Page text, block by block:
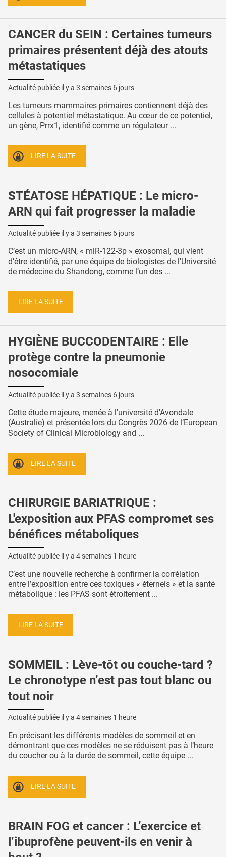
CANCER du SEIN : Certaines tumeurs
primaires présentent déjà des atouts
métastatiques
Actualité publiée il y a 3 semaines 6 jours
Les tumeurs mammaires primaires contiennent déjà des
cellules à potentiel métastatique. Au cœur de ce potentiel,
un gène, Prrx1, identifié comme un régulateur ...
LIRE LA SUITE
STÉATOSE HÉPATIQUE : Le micro-
ARN qui fait progresser la maladie
Actualité publiée il y a 3 semaines 6 jours
C’est un micro-ARN, « miR-122-3p » exosomal, qui vient
d’être identifié, par une équipe de biologistes de l'Université
de médecine du Shandong, comme l’un des ...
LIRE LA SUITE
HYGIÈNE BUCCODENTAIRE : Elle
protège contre la pneumonie
nosocomiale
Actualité publiée il y a 3 semaines 6 jours
Cette étude majeure, menée à l'université d'Avondale
(Australie) et présentée lors du Congrès 2026 de l’European
Society of Clinical Microbiology and ...
LIRE LA SUITE
CHIRURGIE BARIATRIQUE :
L'exposition aux PFAS compromet ses
bénéfices métaboliques
Actualité publiée il y a 4 semaines 1 heure
C’est une nouvelle recherche à confirmer la corrélation
entre l’exposition entre ces toxiques « éternels » et la santé
métabolique : les PFAS sont étroitement ...
LIRE LA SUITE
SOMMEIL : Lève-tôt ou couche-tard ?
Le chronotype n’est pas tout blanc ou
tout noir
Actualité publiée il y a 4 semaines 1 heure
En précisant les différents modèles de sommeil et en
démontrant que ces modèles ne se réduisent pas à l’heure
du coucher ou à la durée de sommeil, cette équipe ...
LIRE LA SUITE
BRAIN FOG et cancer : L’exercice et
l’ibuprofène peuvent-ils en venir à